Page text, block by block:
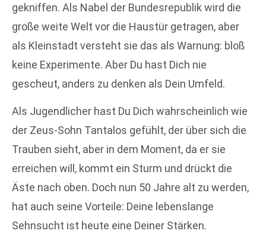
gekniffen. Als Nabel der Bundesrepublik wird die
große weite Welt vor die Haustür getragen, aber
als Kleinstadt versteht sie das als Warnung: bloß
keine Experimente. Aber Du hast Dich nie
gescheut, anders zu denken als Dein Umfeld.
Als Jugendlicher hast Du Dich wahrscheinlich wie
der Zeus-Sohn Tantalos gefühlt, der über sich die
Trauben sieht, aber in dem Moment, da er sie
erreichen will, kommt ein Sturm und drückt die
Äste nach oben. Doch nun 50 Jahre alt zu werden,
hat auch seine Vorteile: Deine lebenslange
Sehnsucht ist heute eine Deiner Stärken.